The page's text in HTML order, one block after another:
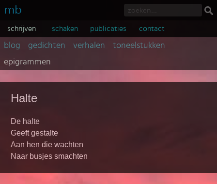
mb
schrijven schaken publicaties contact
blog gedichten verhalen
toneelstukken
epigrammen
Halte
De halte
Geeft gestalte
Aan hen die wachten
Naar busjes smachten